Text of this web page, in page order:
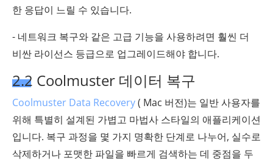
한 응답이 느릴 수 있습니다.
- 네트워크 복구와 같은 고급 기능을 사용하려면 훨씬 더
비싼 라이선스 등급으로 업그레이드해야 합니다.
2.2 Coolmuster 데이터 복구
Coolmuster Data Recovery( Mac 버전)는 일반 사용자를
위해 특별히 설계된 가볍고 마법사 스타일의 애플리케이션
입니다. 복구 과정을 몇 가지 명확한 단계로 나누어, 실수로
삭제하거나 포맷한 파일을 빠르게 검색하는 데 중점을 두